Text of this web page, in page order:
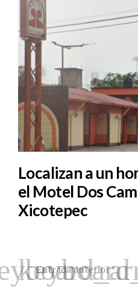
Localizan a un
el Motel Dos
Xicotepec
Entrada anterior